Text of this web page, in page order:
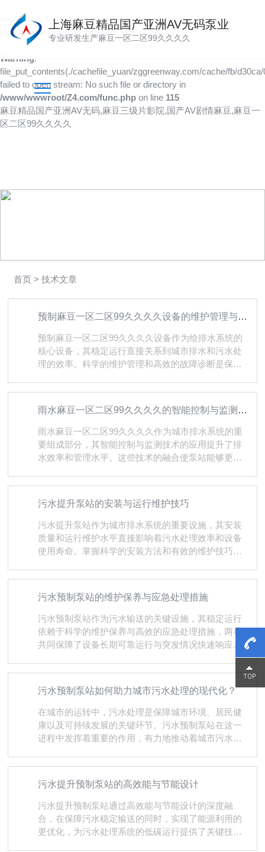
Warning: mkdir(): No space left on device in
/www/wwwroot/Z4.com/func.php
on line 127
Warning:
file_put_contents(./cachefile_yuan/zggreenway.com/cache/fb/
failed to open stream: No such file or directory in
/www/wwwroot/Z4.com/func.php on line 115
麻豆精品国产亚洲AV无码,麻豆三级片影院,国产AV剧情麻豆,麻豆一
区二区99久久久久
上海麻豆精品国产亚洲AV无码泵业
专业研发生产麻豆一区二区99久久久久
首页 > 技术文章
预制麻豆一区二区99久久久久设备的维护管理与故障诊断
预制麻豆一区二区99久久久久设备作为给排水系统的
核心设备，其稳定运行直接关系到城市排水和污水处
理的效率。科学的维护管理和高效的故障诊断是保障
建立*的预防性维护体系是确保预制麻豆一区二区99久
久久久设备稳定运行的基础。日常巡检应包括检查设
备外观完整性、紧固件状态、管路连接情况等基础项
目，及时发现松动、腐蚀等早期问题。定期维护涵盖
润滑系统保养、密封件更换、电气连接检查等关键环
节，按照既定周期执行标准化作业流程。重点部件需
雨水麻豆一区二区99久久久久的智能控制与监测技术分析
雨水麻豆一区二区99久久久久作为城市排水系统的重
要组成部分，其智能控制与监测技术的应用提升了排
水效率和管理水平。这些技术的融合使泵站能够更精
一、智能控制技术的核心作用智能控制系统是雨水麻
豆一区二区99久久久久的"大脑"，通过控制算法实现
对泵站运行的精准管理。该系统能够根据实时采集的
雨量、水位等数据，自动调节水泵的启停和运行台
数，确保排水量与来水量保持动态平衡。这种自适应
调节能力使泵站能够灵活应对不同强度的降雨情况，
污水提升泵站的安装与运行维护技巧
污水提升泵站作为城市排水系统的重要设施，其安装
质量和运行维护水平直接影响着污水处理效率和设备
使用寿命。掌握科学的安装方法和有效的维护技巧，
关键要点安装工作需要从基础准备开始。安装地点的
选择应当考虑地质条件、地下水位和周边环境等因
素，确保地基能够承受泵站结构的重量。基础施工必
须严格按照设计要求进行，保证基础的平整度和稳固
性，为后续设备安装提供可靠支撑。设备安装环节需
要特别注意各部件的精确对接。管道连接必须保证密
污水预制泵站的维护保养与应急处理措施
污水预制泵站作为污水输送的关键设施，其稳定运行
依赖于科学的维护保养与高效的应急处理措施，两者
共同保障了设备长期可靠运行与突发情况快速响应。​​
维护保养是长期稳定运行的基础。​​日常维护需定期检
查污水预制泵站内部组件状态，包括水泵、管道、阀
门及格栅的运行状况，观察是否存在磨损、堵塞或异
常声响，及时清理格栅拦截的固体杂质，防止管道堵
塞影响污水流动。润滑系统需定期补充或更换润滑
油，确保轴承、传动部件运转顺畅，减少机械磨损。
电气系统需检查电缆连接是否牢固、控制柜内元件是
污水预制泵站如何助力城市污水处理的现代化？
在城市的运转中，污水处理是保障城市环境、居民健
康以及可持续发展的关键环节。污水预制泵站在这一
进程中发挥着重要的作用，有力地推动着城市污水处
污水收集的效率。城市污水来源广泛且分散，包括居
民生活污水、商业场所排水等。能够合理布局于城市
的各个区域，像一个高效的污水收集节点。它可以将
分散的污水进行集中收集，通过*的抽吸和输送能力，
把污水快速地送往污水处理厂。这种集中收集的方式
避免了污水的无序排放和滞留，确保污水能够及时进
污水提升预制泵站的高效能与节能设计
污水提升预制泵站通过高效能与节能设计的深度融
合，在保障污水稳定输送的同时，实现了能源利用的
更优化，为污水处理系统的低碳运行提供了关键技术